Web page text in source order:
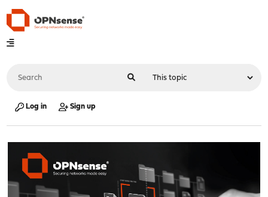
Log in Sign up